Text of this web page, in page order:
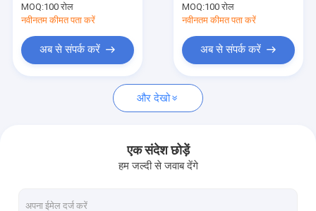
हमसे संपर्क करें
समाचार
एक उद्धरण का अनुरोध करें
धातु तार जाल बाड़ लगाना
धातु अस्थायी बाड़
MOQ:100 रोल
नवीनतम कीमत पता करें
अब से संपर्क करें
MOQ:100 रोल
नवीनतम कीमत पता करें
अब से संपर्क करें
और देखो
एक संदेश छोड़ें
हम जल्दी से जवाब देंगे